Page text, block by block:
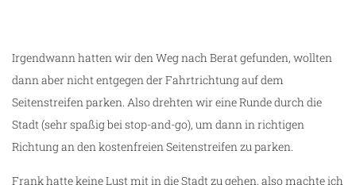
Irgendwann hatten wir den Weg nach Berat gefunden, wollten
dann aber nicht entgegen der Fahrtrichtung auf dem
Seitenstreifen parken. Also drehten wir eine Runde durch die
Stadt (sehr spaßig bei stop-and-go), um dann in richtigen
Richtung an den kostenfreien Seitenstreifen zu parken.
Frank hatte keine Lust mit in die Stadt zu gehen, also machte ich